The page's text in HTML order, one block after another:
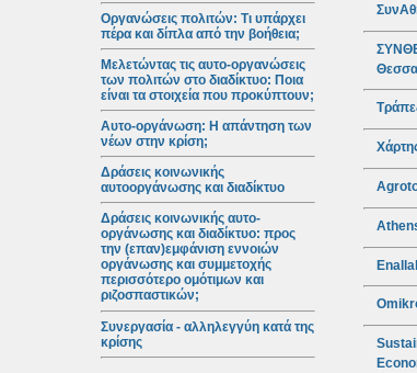
Οργανώσεις πολιτών: Τι υπάρχει
πέρα και δίπλα από την βοήθεια;
Μελετώντας τις αυτο-οργανώσεις
των πολιτών στο διαδίκτυο: Ποια
είναι τα στοιχεία που προκύπτουν;
Αυτο-οργάνωση: Η απάντηση των
νέων στην κρίση;
Δράσεις κοινωνικής
αυτοοργάνωσης και διαδίκτυο
Δράσεις κοινωνικής αυτο-
οργάνωσης και διαδίκτυο: προς
την (επαν)εμφάνιση εννοιών
οργάνωσης και συμμετοχής
περισσότερο ομότιμων και
ριζοσπαστικών;
Συνεργασία - αλληλεγγύη κατά της
κρίσης